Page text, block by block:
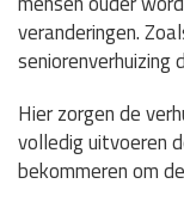
veranderingen.
seniorenverhuizing
Hier zorgen de
volledig uitvoeren
bekommeren om